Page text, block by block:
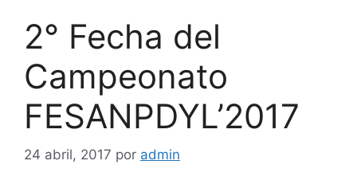
2° Fecha del
Campeonato
FESANPDYL’2017
24 abril, 2017 por admin